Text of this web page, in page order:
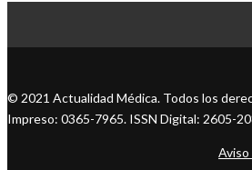
© 2021 Actualidad Médica. Todos los
Impreso: 0365-7965. ISSN Digital: 2605-
Aviso